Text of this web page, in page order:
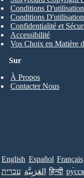
Sur
À Propos
Contacter Nous
Conditions D'utilisation
Conditions D'utilisation
Confidentialité et
Accessibilité
Vos Choix en Matière
English Español Français
עברית العَرَبِيَّة हिन्दी